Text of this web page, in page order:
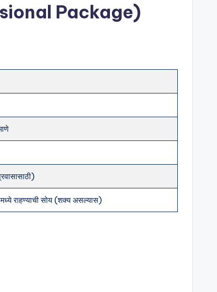
Package)
राहण्याची सोय (शक्य असल्यास)